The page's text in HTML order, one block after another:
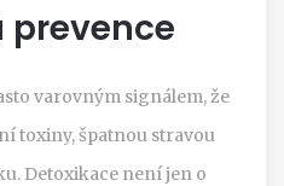
varovným signálem, že
toxiny, špatnou stravou
Detoxikace není jen o